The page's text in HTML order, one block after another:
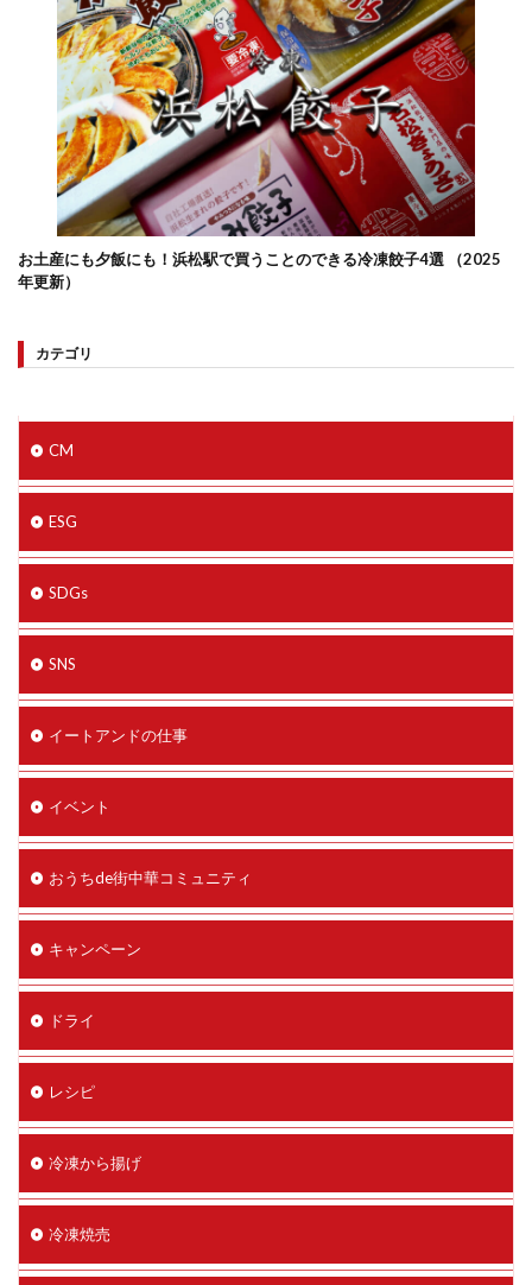
お土産にも夕飯にも！浜松駅で買うことのできる冷凍餃子4選 （2025
年更新）
カテゴリ
CM
ESG
SDGs
SNS
イートアンドの仕事
イベント
おうちde街中華コミュニティ
キャンペーン
ドライ
レシピ
冷凍から揚げ
冷凍焼売